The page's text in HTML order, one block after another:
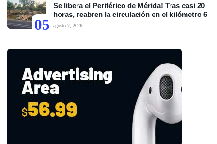
05
Se libera el Periférico de Mérida! Tras casi 20
horas, reabren la circulación en el kilómetro 6
agosto 7, 2026